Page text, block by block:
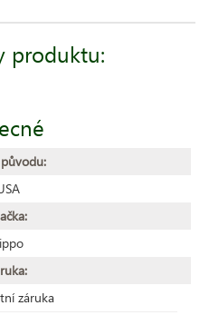
produktu:
záruka